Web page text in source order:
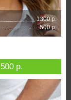
1300 р.
500 р.
500 р.